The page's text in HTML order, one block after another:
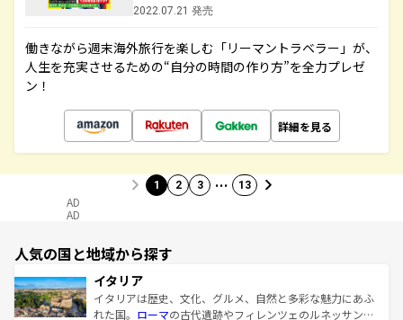
2022.07.21 発売
働きながら週末海外旅行を楽しむ「リーマントラベラー」が、
人生を充実させるための“自分の時間の作り方”を全力プレゼ
ン！
詳細を見る
1 2 3 … 13
AD
AD
人気の国と地域から探す
イタリア
イタリアは歴史、文化、グルメ、自然と多彩な魅力にあふ
れた国。 ローマの古代遺跡やフィレンツェのルネッサンス